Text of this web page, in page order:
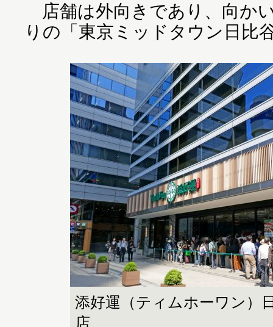
店舗は外向きであり、向か
りの「東京ミッドタウン日比
添好運（ティムホーワン）
店